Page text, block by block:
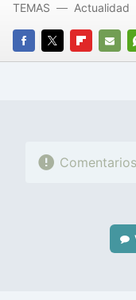
FACEBOOK
TWITTERFLIPBOARD
E-
TEMAS Actualidad